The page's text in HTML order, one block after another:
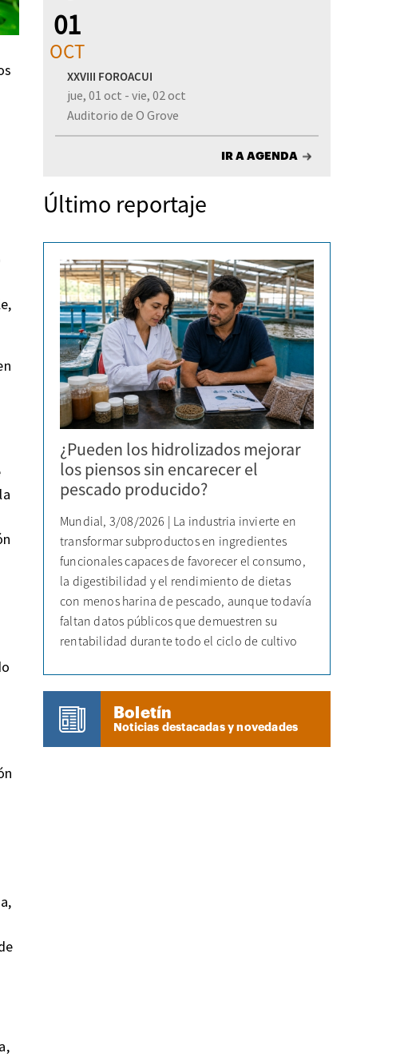
01
OCT
XXVIII FOROACUI
jue, 01 oct - vie, 02 oct
Auditorio de O Grove
IR A AGENDA
Último reportaje
¿Pueden los hidrolizados mejorar
los piensos sin encarecer el
pescado producido?
Mundial, 3/08/2026 | La industria invierte en
transformar subproductos en ingredientes
funcionales capaces de favorecer el consumo,
la digestibilidad y el rendimiento de dietas
con menos harina de pescado, aunque todavía
faltan datos públicos que demuestren su
rentabilidad durante todo el ciclo de cultivo
Boletín
Noticias destacadas y novedades